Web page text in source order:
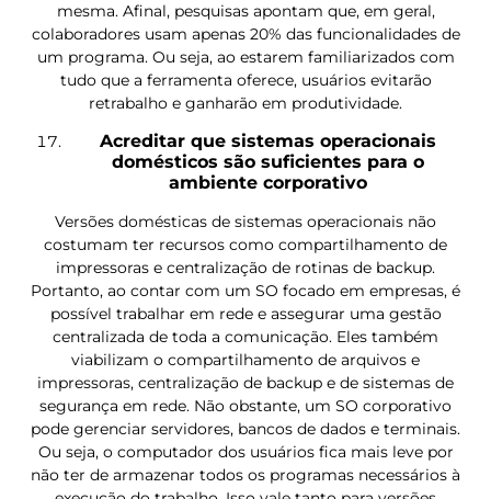
mesma. Afinal, pesquisas apontam que, em geral,
colaboradores usam apenas 20% das funcionalidades de
um programa. Ou seja, ao estarem familiarizados com
tudo que a ferramenta oferece, usuários evitarão
retrabalho e ganharão em produtividade.
Acreditar que sistemas operacionais
domésticos são suficientes para o
ambiente corporativo
Versões domésticas de sistemas operacionais não
costumam ter recursos como compartilhamento de
impressoras e centralização de rotinas de backup.
Portanto, ao contar com um SO focado em empresas, é
possível trabalhar em rede e assegurar uma gestão
centralizada de toda a comunicação. Eles também
viabilizam o compartilhamento de arquivos e
impressoras, centralização de backup e de sistemas de
segurança em rede. Não obstante, um SO corporativo
pode gerenciar servidores, bancos de dados e terminais.
Ou seja, o computador dos usuários fica mais leve por
não ter de armazenar todos os programas necessários à